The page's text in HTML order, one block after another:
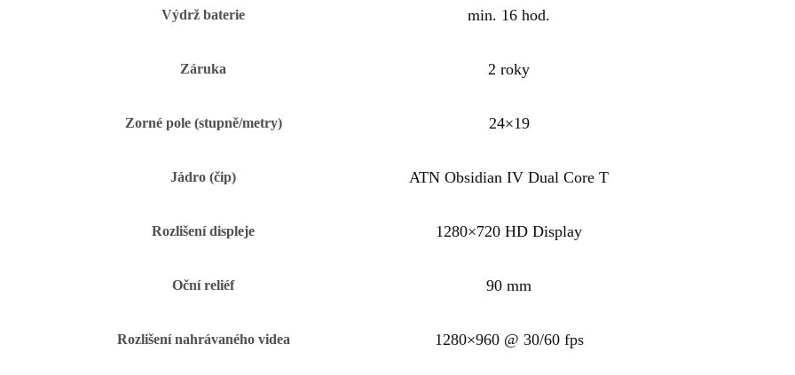
Výdrž baterie min. 16 hod.
Záruka 2 roky
Zorné pole (stupně/metry) 24×19
Jádro (čip) ATN Obsidian IV Dual Core T
Rozlišení displeje 1280×720 HD Display
Oční reliéf 90 mm
Rozlišení nahrávaného videa 1280×960 @ 30/60 fps